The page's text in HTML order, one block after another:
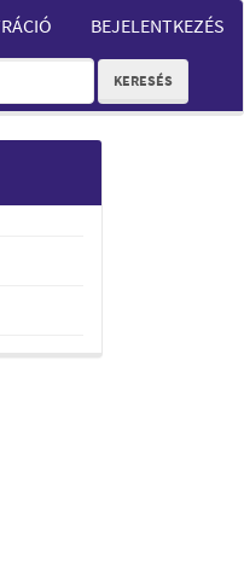
BEJELENTKEZÉS
KERESÉS